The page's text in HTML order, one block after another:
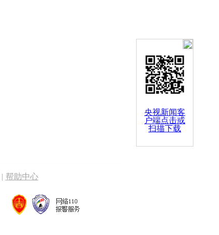
央视新闻客
户端点击或
扫描下载
| 帮助中心